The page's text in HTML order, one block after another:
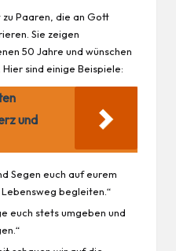
zu Paaren, die an Gott
Sie zeigen
50 Jahre und wünschen
sind einige Beispiele:
und
Segen euch auf eurem
begleiten.“
euch stets umgeben und